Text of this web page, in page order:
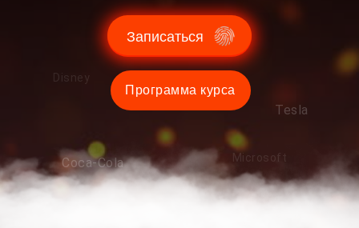
Программа курса
Coca-Cola Microsoft
Disney
Tesla
Записаться